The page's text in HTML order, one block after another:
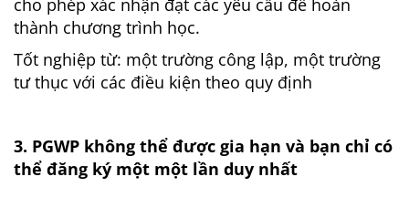
cho phép xác nhận đạt các yêu cầu để hoàn
thành chương trình học.
Tốt nghiệp từ: một trường công lập, một trường
tư thục với các điều kiện theo quy định
3. PGWP không thể được gia hạn và bạn chỉ có
thể đăng ký một một lần duy nhất